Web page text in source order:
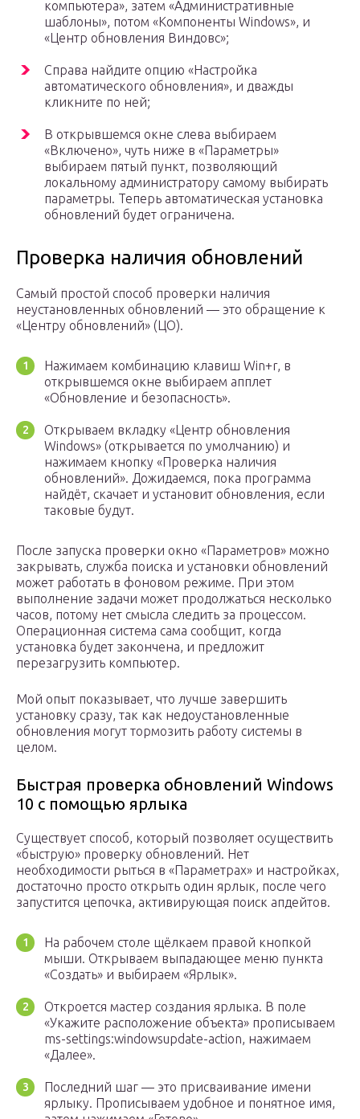
компьютера», затем «Административные
шаблоны», потом «Компоненты Windows», и
«Центр обновления Виндовс»;
Справа найдите опцию «Настройка
автоматического обновления», и дважды
кликните по ней;
В открывшемся окне слева выбираем
«Включено», чуть ниже в «Параметры»
выбираем пятый пункт, позволяющий
локальному администратору самому выбирать
параметры. Теперь автоматическая установка
обновлений будет ограничена.
Проверка наличия обновлений
Самый простой способ проверки наличия
неустановленных обновлений — это обращение к
«Центру обновлений» (ЦО).
Нажимаем комбинацию клавиш Win+r, в
открывшемся окне выбираем апплет
«Обновление и безопасность».
Открываем вкладку «Центр обновления
Windows» (открывается по умолчанию) и
нажимаем кнопку «Проверка наличия
обновлений». Дожидаемся, пока программа
найдёт, скачает и установит обновления, если
таковые будут.
После запуска проверки окно «Параметров» можно
закрывать, служба поиска и установки обновлений
может работать в фоновом режиме. При этом
выполнение задачи может продолжаться несколько
часов, потому нет смысла следить за процессом.
Операционная система сама сообщит, когда
установка будет закончена, и предложит
перезагрузить компьютер.
Мой опыт показывает, что лучше завершить
установку сразу, так как недоустановленные
обновления могут тормозить работу системы в
целом.
Быстрая проверка обновлений Windows
10 с помощью ярлыка
Существует способ, который позволяет осуществить
«быструю» проверку обновлений. Нет
необходимости рыться в «Параметрах» и настройках,
достаточно просто открыть один ярлык, после чего
запустится цепочка, активирующая поиск апдейтов.
На рабочем столе щёлкаем правой кнопкой
мыши. Открываем выпадающее меню пункта
«Создать» и выбираем «Ярлык».
Откроется мастер создания ярлыка. В поле
«Укажите расположение объекта» прописываем
ms-settings:windowsupdate-action, нажимаем
«Далее».
Последний шаг — это присваивание имени
ярлыку. Прописываем удобное и понятное имя,